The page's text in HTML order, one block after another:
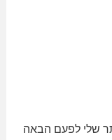
שלי לפעם הבאה